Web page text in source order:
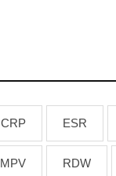
ESR
CRP
RDW
MPV